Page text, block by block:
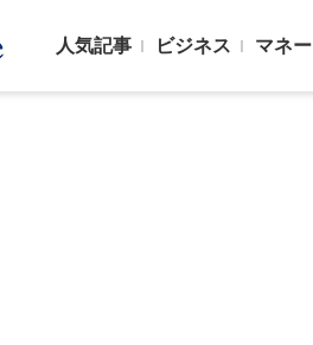
人気記事 ビジネス マネー